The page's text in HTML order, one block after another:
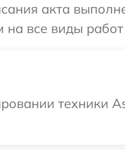
акта
все виды работ
техники